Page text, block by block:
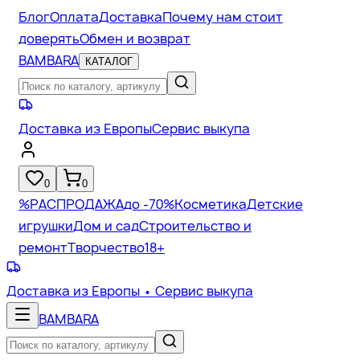
БлогОплатаДоставкаПочему нам стоит
доверятьОбмен и возврат
BAMBARA
КАТАЛОГ
Доставка из ЕвропыСервис выкупа
0 0
%РАСПРОДАЖАдо -70%КосметикаДетские
игрушкиДом и садСтроительство и
ремонтТворчество18+
Доставка из Европы • Сервис выкупа
BAMBARA